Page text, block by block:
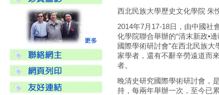
西北民族大學歷史文化學院 朱
2014年7月17-18日，由中國社
化學院聯合舉辦的“清末新政•
國際學術研討會”在西北民族
家學者，還有不辭辛勞遠道而
者。
晚清史研究國際學術研討會，
持，每兩年舉辦一次，至今已